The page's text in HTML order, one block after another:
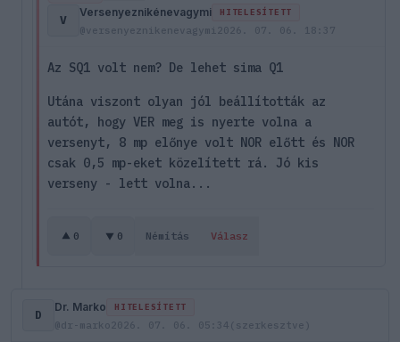
V
Versenyeznikénevagymi HITELESÍTETT
@versenyeznikenevagymi 2026. 07. 06. 18:37
Az SQ1 volt nem? De lehet sima Q1
Utána viszont olyan jól beállították az
autót, hogy VER meg is nyerte volna a
versenyt, 8 mp előnye volt NOR előtt és NOR
csak 0,5 mp-eket közelített rá. Jó kis
verseny - lett volna...
0 0 Némítás Válasz
D
Dr. Marko HITELESÍTETT
@dr-marko2026. 07. 06. 05:34 (szerkesztve)